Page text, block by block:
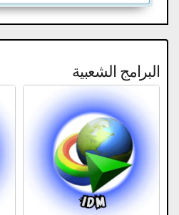
البرامج الشعبية